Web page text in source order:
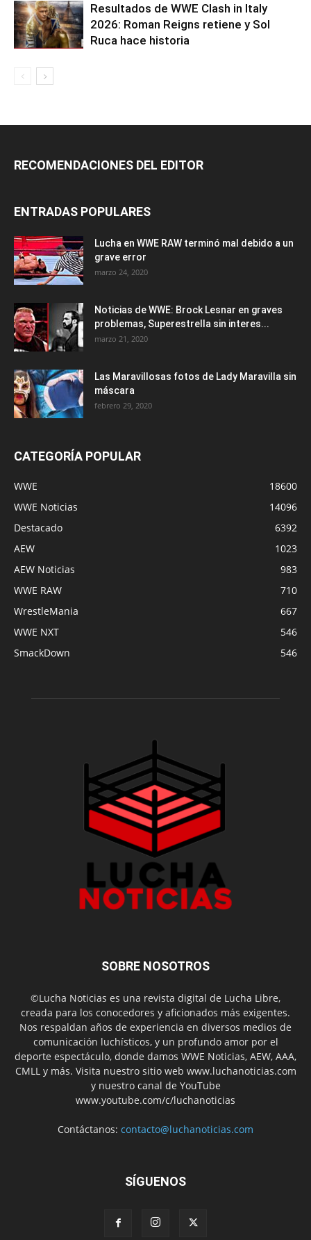
Resultados de WWE Clash in Italy
2026: Roman Reigns retiene y Sol
Ruca hace historia
RECOMENDACIONES DEL EDITOR
ENTRADAS POPULARES
Lucha en WWE RAW terminó mal debido a un
grave error
marzo 24, 2020
Noticias de WWE: Brock Lesnar en graves
problemas, Superestrella sin interes...
marzo 21, 2020
Las Maravillosas fotos de Lady Maravilla sin
máscara
febrero 29, 2020
CATEGORÍA POPULAR
WWE
18600
WWE Noticias
14096
Destacado
6392
AEW
1023
AEW Noticias
983
WWE RAW
710
WrestleMania
667
WWE NXT
546
SmackDown
546
SOBRE NOSOTROS
©Lucha Noticias es una revista digital de Lucha Libre,
creada para los conocedores y aficionados más exigentes.
Nos respaldan años de experiencia en diversos medios de
comunicación luchísticos, y un profundo amor por el
deporte espectáculo, donde damos WWE Noticias, AEW, AAA,
CMLL y más. Visita nuestro sitio web www.luchanoticias.com
y nuestro canal de YouTube
www.youtube.com/c/luchanoticias
Contáctanos: contacto@luchanoticias.com
SÍGUENOS